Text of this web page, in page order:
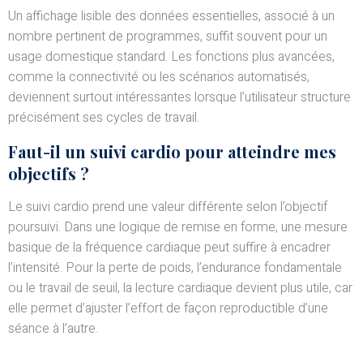
Un affichage lisible des données essentielles, associé à un
nombre pertinent de programmes, suffit souvent pour un
usage domestique standard. Les fonctions plus avancées,
comme la connectivité ou les scénarios automatisés,
deviennent surtout intéressantes lorsque l’utilisateur structure
précisément ses cycles de travail.
Faut-il un suivi cardio pour atteindre mes
objectifs ?
Le suivi cardio prend une valeur différente selon l’objectif
poursuivi. Dans une logique de remise en forme, une mesure
basique de la fréquence cardiaque peut suffire à encadrer
l’intensité. Pour la perte de poids, l’endurance fondamentale
ou le travail de seuil, la lecture cardiaque devient plus utile, car
elle permet d’ajuster l’effort de façon reproductible d’une
séance à l’autre.